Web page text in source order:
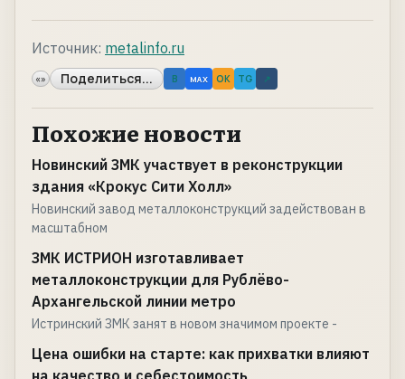
Источник: metalinfo.ru
«» Поделиться... B MAX OK TG ↗
Похожие новости
Новинский ЗМК участвует в реконструкции
здания «Крокус Сити Холл»
Новинский завод металлоконструкций задействован в
масштабном
ЗМК ИСТРИОН изготавливает
металлоконструкции для Рублёво-
Архангельской линии метро
Истринский ЗМК занят в новом значимом проекте -
Цена ошибки на старте: как прихватки влияют